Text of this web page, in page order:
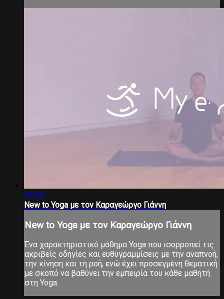
30:04
New to Yoga με τον Καραγεώργο Γιάννη
New to Yoga με τον Καραγεώργο Γιάννη
Ένα χαρακτηριστικό μάθημα Yoga που ισορροπεί τις
ακριβείς οδηγίες και ευθυγραμμίσεις με την αναπνοή,
την κίνηση και τη ροή, ενώ έχει προσεγμένη θεματική
με σκοπό να βαθύνει την εμπειρία του κάθε μαθητή
στη Yoga.